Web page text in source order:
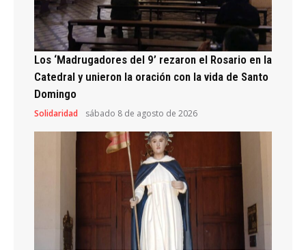
Los ‘Madrugadores del 9’ rezaron el Rosario en la
Catedral y unieron la oración con la vida de Santo
Domingo
Solidaridad sábado 8 de agosto de 2026